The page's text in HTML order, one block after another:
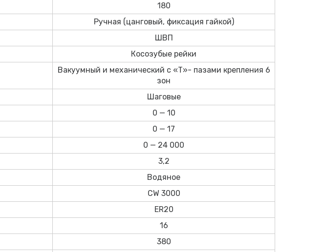
180
Ручная (цанговый, фиксация гайкой)
ШВП
Косозубые рейки
Вакуумный и механический с «Т»- пазами крепления 6
зон
Шаговые
0 — 10
0 — 17
0 — 24 000
3,2
Водяное
CW 3000
ER20
16
380